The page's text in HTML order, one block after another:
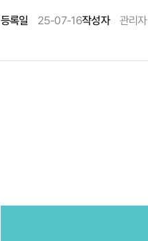
등록일 25-07-16작성자 관리자